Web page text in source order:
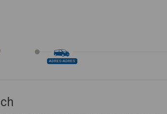
ADRES-ADRES